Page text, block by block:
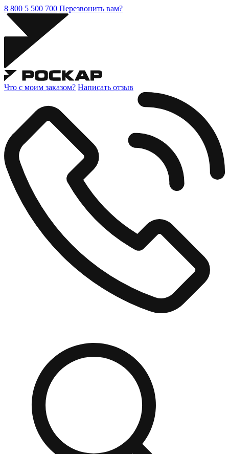
8 800 5 500 700 Перезвонить вам?
Что с моим заказом? Написать отзыв